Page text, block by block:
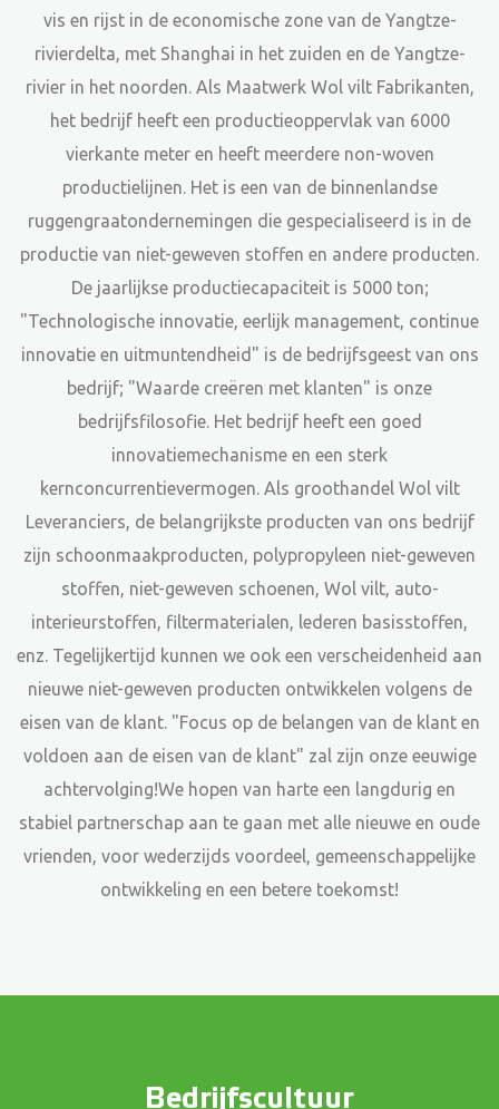
vis en rijst in de economische zone van de Yangtze-
rivierdelta, met Shanghai in het zuiden en de Yangtze-
rivier in het noorden. Als Maatwerk Wol vilt Fabrikanten,
het bedrijf heeft een productieoppervlak van 6000
vierkante meter en heeft meerdere non-woven
productielijnen. Het is een van de binnenlandse
ruggengraatondernemingen die gespecialiseerd is in de
productie van niet-geweven stoffen en andere producten.
De jaarlijkse productiecapaciteit is 5000 ton;
"Technologische innovatie, eerlijk management, continue
innovatie en uitmuntendheid" is de bedrijfsgeest van ons
bedrijf; "Waarde creëren met klanten" is onze
bedrijfsfilosofie. Het bedrijf heeft een goed
innovatiemechanisme en een sterk
kernconcurrentievermogen. Als groothandel Wol vilt
Leveranciers, de belangrijkste producten van ons bedrijf
zijn schoonmaakproducten, polypropyleen niet-geweven
stoffen, niet-geweven schoenen, Wol vilt, auto-
interieurstoffen, filtermaterialen, lederen basisstoffen,
enz. Tegelijkertijd kunnen we ook een verscheidenheid aan
nieuwe niet-geweven producten ontwikkelen volgens de
eisen van de klant. "Focus op de belangen van de klant en
voldoen aan de eisen van de klant" zal zijn onze eeuwige
achtervolging!We hopen van harte een langdurig en
stabiel partnerschap aan te gaan met alle nieuwe en oude
vrienden, voor wederzijds voordeel, gemeenschappelijke
ontwikkeling en een betere toekomst!
Bedrijfscultuur